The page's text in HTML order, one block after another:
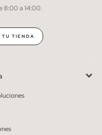
en cualquier momento.
8:00 a 14:00.
TU TIENDA